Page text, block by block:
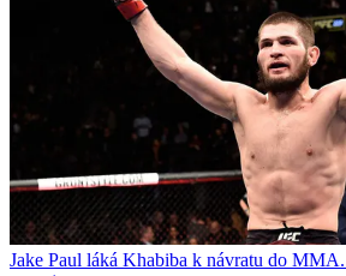
Jake Paul láká Khabiba k návratu do